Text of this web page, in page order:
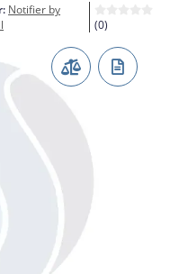
Notifier by
(0)